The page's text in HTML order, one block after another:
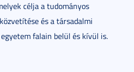
célja a tudományos
és a társadalmi
falain belül és kívül is.